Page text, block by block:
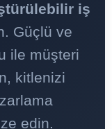
iş
Güçlü ve
ile müşteri
kitlenizi
edin.